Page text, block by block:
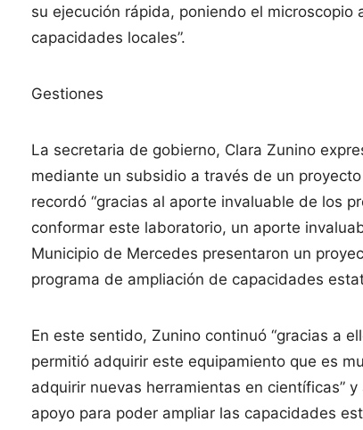
su ejecución rápida, poniendo el
capacidades locales”.
Gestiones
La secretaria de gobierno, Clara Zunino
mediante un subsidio a través de un
recordó “gracias al aporte invaluable de los
conformar este laboratorio, un aporte
Municipio de Mercedes presentaron un
programa de ampliación de capacidades
En este sentido, Zunino continuó “gracias a
permitió adquirir este equipamiento que es
adquirir nuevas herramientas en científicas”
apoyo para poder ampliar las capacidades